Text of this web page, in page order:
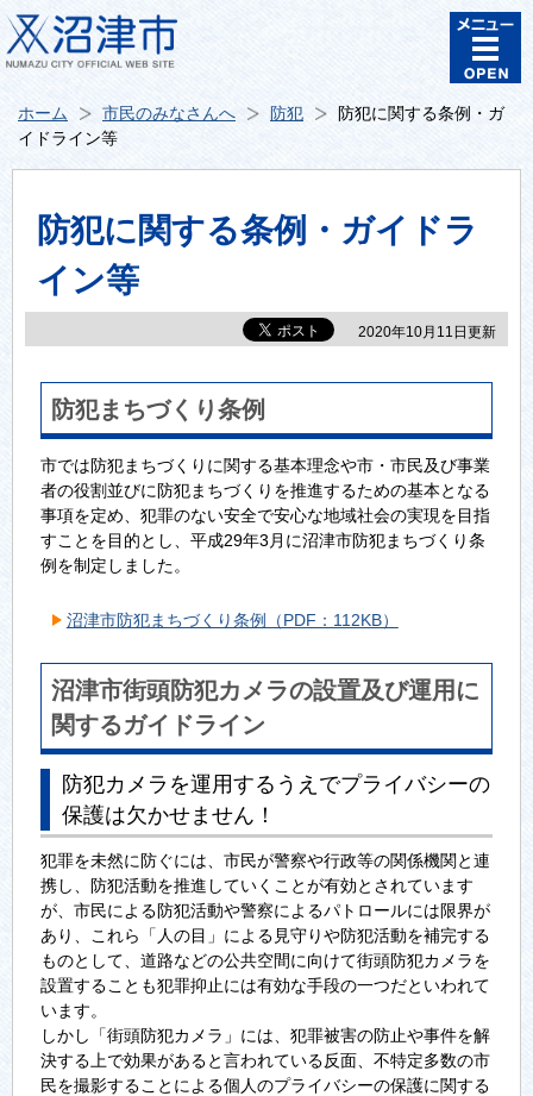
ホーム 市民のみなさんへ 防犯
防犯に関する条例・ガ
イドライン等
防犯に関する条例・ガイドラ
イン等
2020年10月11日更新
防犯まちづくり条例
市では防犯まちづくりに関する基本理念や市・市民及び事業
者の役割並びに防犯まちづくりを推進するための基本となる
事項を定め、犯罪のない安全で安心な地域社会の実現を目指
すことを目的とし、平成29年3月に沼津市防犯まちづくり条
例を制定しました。
沼津市防犯まちづくり条例（PDF：112KB）
沼津市街頭防犯カメラの設置及び運用に
関するガイドライン
防犯カメラを運用するうえでプライバシーの
保護は欠かせません！
犯罪を未然に防ぐには、市民が警察や行政等の関係機関と連
携し、防犯活動を推進していくことが有効とされています
が、市民による防犯活動や警察によるパトロールには限界が
あり、これら「人の目」による見守りや防犯活動を補完する
ものとして、道路などの公共空間に向けて街頭防犯カメラを
設置することも犯罪抑止には有効な手段の一つだといわれて
います。
しかし「街頭防犯カメラ」には、犯罪被害の防止や事件を解
決する上で効果があると言われている反面、不特定多数の市
民を撮影することによる個人のプライバシーの保護に関する